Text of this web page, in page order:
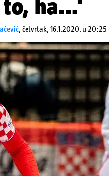
ha...'
,četvrtak, 16.1.2020. u 20:25